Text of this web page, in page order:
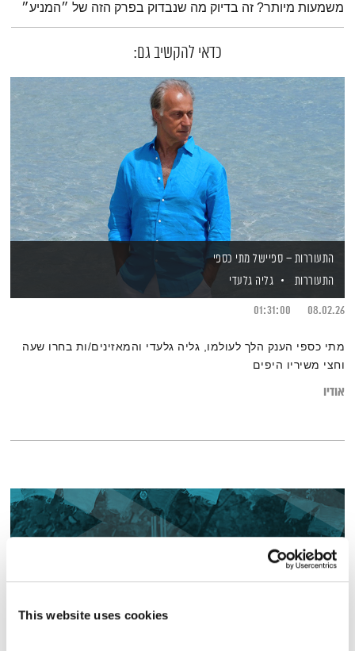
This website uses cookies
משמעות מיותר? זה בדיוק מה שנבדוק בפרק הזה של ״המניע״
כדאי להקשיב גם:
התעוררות – ספיישל מתי כספי
התעוררות
גליה גלעדי
08.02.26
01:31:00
מתי כספי הענק הלך לעולמו, גליה גלעדי והמאזינים/ות בחרו שעה
וחצי משיריו היפים
אודיו